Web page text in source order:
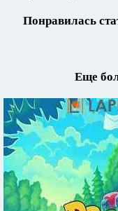
Понравилась
Еще